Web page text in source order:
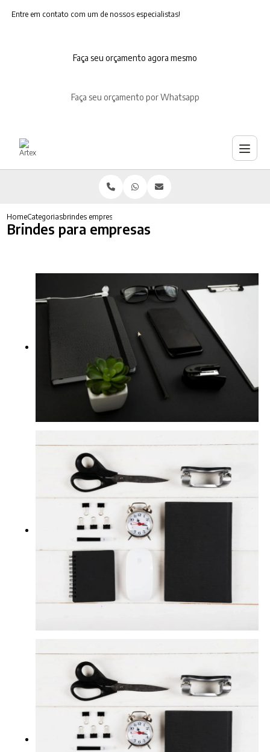
Entre em contato com um de nossos especialistas!
Faça seu orçamento agora mesmo
Faça seu orçamento por Whatsapp
HomeCategoriasbrindes empresas
Brindes para empresas